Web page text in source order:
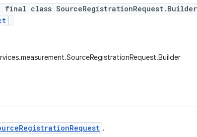
class SourceRegistrationRequest.Builder
.